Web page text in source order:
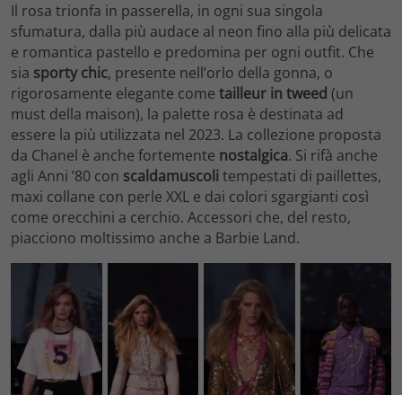
Il rosa trionfa in passerella, in ogni sua singola
sfumatura, dalla più audace al neon fino alla più delicata
e romantica pastello e predomina per ogni outfit. Che
sia sporty chic, presente nell’orlo della gonna, o
rigorosamente elegante come tailleur in tweed (un
must della maison), la palette rosa è destinata ad
essere la più utilizzata nel 2023. La collezione proposta
da Chanel è anche fortemente nostalgica. Si rifà anche
agli Anni ’80 con scaldamuscolitempestati di paillettes,
maxi collane con perle XXL e dai colori sgargianti così
come orecchini a cerchio. Accessori che, del resto,
piacciono moltissimo anche a Barbie Land.